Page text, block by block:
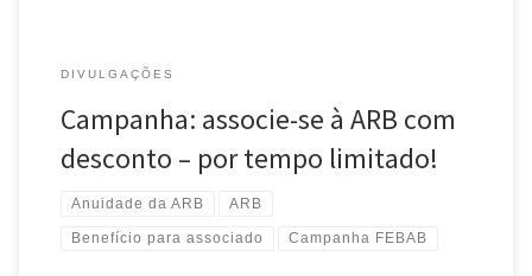
DIVULGAÇÕES
Campanha: associe-se à ARB com
desconto – por tempo limitado!
Anuidade da ARB ARB
Benefício para associado Campanha FEBAB